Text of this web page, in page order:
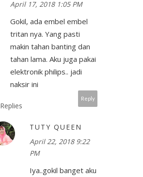
April 17, 2018 1:05 PM
Gokil, ada embel embel
tritan nya. Yang pasti
makin tahan banting dan
tahan lama. Aku juga pakai
elektronik philips.. jadi
naksir ini
Reply
Replies
TUTY QUEEN
April 22, 2018 9:22
PM
Iya..gokil banget aku